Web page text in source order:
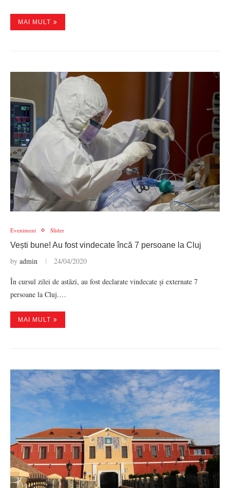
MAI MULT
Eveniment Slider
Vești bune! Au fost vindecate încă 7 persoane la Cluj
by admin 24/04/2020
În cursul zilei de astăzi, au fost declarate vindecate și externate 7
persoane la Cluj.…
MAI MULT